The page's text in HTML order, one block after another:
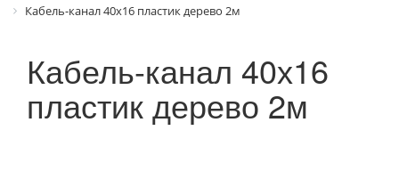
Кабель-канал 40х16 пластик дерево 2м
Кабель-канал 40х16
пластик дерево 2м